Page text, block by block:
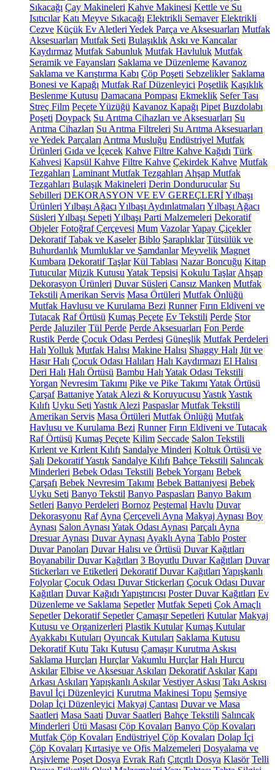
Sıkacağı Çay Makineleri Kahve Makinesi Kettle ve Su
Isıtıcılar Katı Meyve Sıkacağı Elektrikli Semaver Elektrikli
Cezve Küçük Ev Aletleri Yedek Parça ve Aksesuarları Mutfak
Aksesuarları Mutfak Seti Bulaşıklık Askı ve Kancalar
Kaydırmaz Mutfak Sabunluk Mutfak Havluluk Mutfak
Seramik ve Fayansları Saklama ve Düzenleme Kavanoz
Saklama ve Karıştırma Kabı Çöp Poşeti Sebzelikler Saklama
Bonesi ve Kapağı Mutfak Raf Düzenleyici Poşetlik Kaşıklık
Beslenme Kutusu Damacana Pompası Ekmeklik Sefer Tası
Streç Film Peçete Yüzüğü Kavanoz Kapağı Pipet Buzdolabı
Poşeti Doypack Su Arıtma Cihazları ve Aksesuarları Su
Arıtma Cihazları Su Arıtma Filtreleri Su Arıtma Aksesuarları
ve Yedek Parçaları Arıtma Musluğu Endüstriyel Mutfak
Ürünleri Gıda ve İçecek Kahve Filtre Kahve Kağıdı Türk
Kahvesi Kapsül Kahve Filtre Kahve Çekirdek Kahve Mutfak
Tezgahları Laminant Mutfak Tezgahları Ahşap Mutfak
Tezgahları Bulaşık Makineleri Derin Dondurucular Su
Sebilleri DEKORASYON VE EV GEREÇLERİYılbaşı
Ürünleri Yılbaşı Ağacı Yılbaşı Aydınlatmaları Yılbaşı Ağacı
Süsleri Yılbaşı Sepeti Yılbaşı Parti Malzemeleri Dekoratif
Objeler Fotoğraf Çerçevesi Mum VazolarYapay Çiçekler
Dekoratif Tabak ve Kaseler Biblo Şaraplıklar Tütsülük ve
Buhurdanlık Mumluklar ve Şamdanlar Meyvelik Magnet
Kumbara Dekoratif Taşlar Kül Tablası Nazar Boncuğu Kitap
Tutucular Müzik Kutusu Yatak Tepsisi Kokulu Taşlar Ahşap
Dekorasyon Ürünleri Duvar Süsleri Cansız Manken Mutfak
Tekstili Amerikan Servis Masa Örtüleri Mutfak Önlüğü
Mutfak Havlusu ve Kurulama Bezi Runner Fırın Eldiveni ve
Tutacak Raf Örtüsü Kumaş Peçete Ev Tekstili Perde Stor
Perde Jaluziler Tül Perde Perde Aksesuarları Fon Perde
Rustik Perde Çocuk Odası Perdesi Güneşlik Mutfak Perdeleri
Halı Yolluk Mutfak Halısı Makine Halısı Shaggy Halı Jüt ve
Hasır Halı Çocuk Odası Halıları Halı Kaydırmazı El Halısı
Deri Halı Halı Örtüsü Bambu Halı Yatak Odası Tekstili
Yorgan Nevresim Takımı Pike ve Pike Takımı Yatak Örtüsü
Çarşaf BattaniyeYatak Alezi & Koruyucusu YastıkYastık
Kılıfı Uyku Seti Yastık Alezi Paspaslar Mutfak Tekstili
Amerikan Servis Masa Örtüleri Mutfak Önlüğü Mutfak
Havlusu ve Kurulama Bezi Runner Fırın Eldiveni ve Tutacak
Raf Örtüsü Kumaş Peçete Kilim Seccade Salon Tekstili
Kırlent ve Kırlent Kılıfı Sandalye Minderi Koltuk Örtüsü ve
Şalı Dekoratif Yastık Sandalye Kılıfı Bahçe Tekstili Salıncak
Minderleri Bebek Odası Tekstili Bebek Yorganı Bebek
Çarşafı Bebek Nevresim Takımı Bebek Battaniyesi Bebek
Uyku Seti Banyo Tekstil Banyo Paspasları Banyo Bakım
Setleri Banyo Perdeleri Bornoz Peştemal Havlu Duvar
Dekorasyonu Raf Ayna Çerçeveli Ayna Makyaj Aynası Boy
Aynası Salon Aynası Yatak Odası Aynası Parçalı Ayna
Dresuar Aynası Duvar Aynası Ayaklı Ayna Tablo Poster
Duvar Panoları Duvar Halısı ve Örtüsü Duvar Kağıtları
Boyanabilir Duvar Kağıtları 3 Boyutlu Duvar Kağıtları Duvar
Stickerları ve Etiketleri Dekoratif Duvar Kağıtları Yapışkanlı
Folyolar Çocuk Odası Duvar Stickerları Çocuk Odası Duvar
Kağıtları Duvar Kağıdı Yapıştırıcısı Poster Duvar Kağıtları Ev
Düzenleme ve Saklama Sepetler Mutfak Sepeti Çok Amaçlı
Sepetler Dekoratif Sepetler Çamaşır Sepetleri Kutular Makyaj
Kutusu ve Organizerleri Plastik Kutular Kumaş Kutular
Ayakkabı Kutuları Oyuncak Kutuları Saklama Kutusu
Dekoratif Kutu Takı Kutusu Çamaşır Kurutma Askısı
Saklama Hurçları Hurçlar Vakumlu Hurçlar Halı Hurcu
Askılar Elbise ve Aksesuar Askıları Dekoratif Askılar Kapı
Arkası Askıları Yapışkanlı Askılar Vestiyer Askısı Takı Askısı
Bavul İçi Düzenleyici Kurutma Makinesi Topu Şemsiye
Dolap İçi Düzenleyici Makyaj Çantası Duvar ve Masa
Saatleri Masa Saati Duvar Saatleri Bahçe Tekstili Salıncak
Minderleri Ütü Masası Çöp Kovaları Banyo Çöp Kovaları
Mutfak Çöp Kovaları Endüstriyel Çöp Kovaları Dolap İçi
Çöp Kovaları Kırtasiye ve Ofis Malzemeleri Dosyalama ve
Arşivleme Poşet Dosya Evrak Rafı Çıtçıtlı Dosya Klasör Telli